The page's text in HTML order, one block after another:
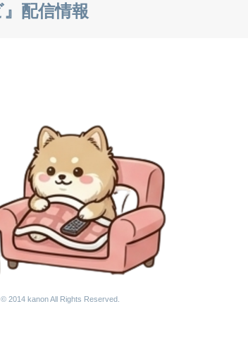
配信情報
2014 kanon All Rights Reserved.